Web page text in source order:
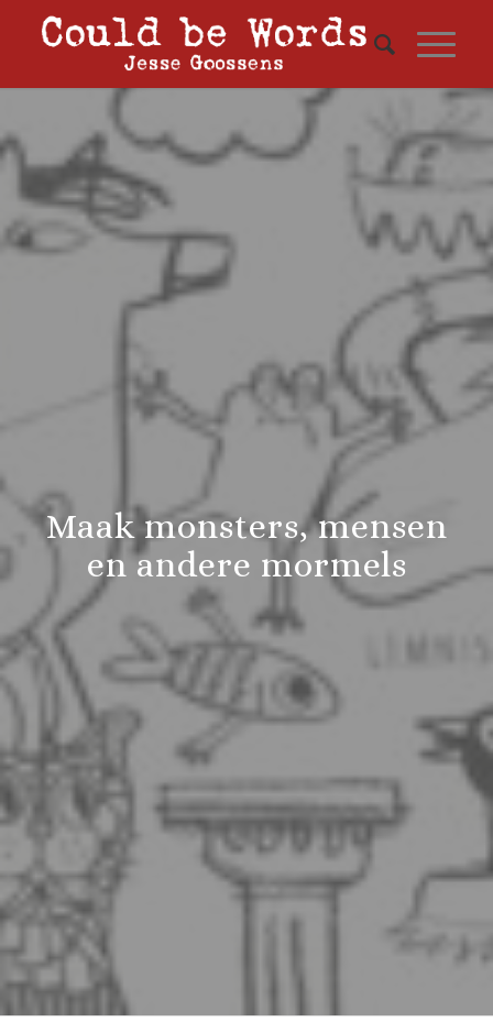
Maak monsters, mensen
en andere mormels